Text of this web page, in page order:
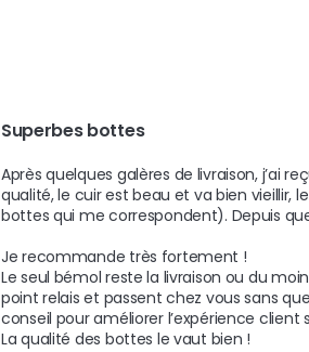
Superbes bottes
Après quelques galères de livraison, j’ai
qualité, le cuir est beau et va bien vieillir,
bottes qui me correspondent). Depuis
Je recommande très fortement !
Le seul bémol reste la livraison ou du
point relais et passent chez vous sans
conseil pour améliorer l’expérience
La qualité des bottes le vaut bien !